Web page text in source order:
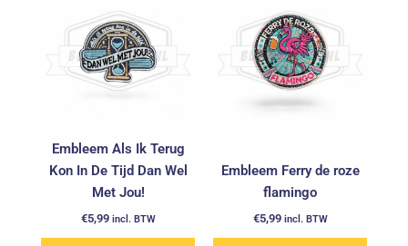
Embleem Als Ik Terug
Kon In De Tijd Dan Wel
Met Jou!
€5,99 incl. BTW
Embleem Ferry de roze
flamingo
€5,99 incl. BTW